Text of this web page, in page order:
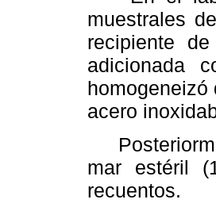
muestrales
recipiente
adicionada
homogeneizó
acero
mar estéril
recuentos.